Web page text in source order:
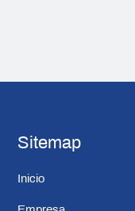
Sitemap
Inicio